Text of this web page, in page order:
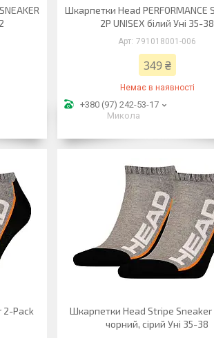
Шкарпетки Head PERFORMANCE
2P UNISEX білий Уні 35-38
791018001-006
349 ₴
Немає в наявності
+380 (97) 242-53-17
Микола
2-Pack
Шкарпетки Head Stripe Sneaker
чорний, сірий Уні 35-38